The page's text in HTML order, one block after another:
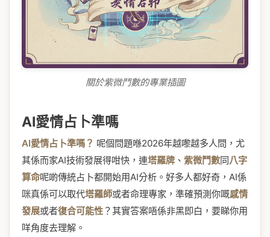
關於紫微鬥數的專業插圖
AI愛情占卜準嗎
AI愛情占卜準嗎？ 呢個問題喺2026年越嚟越多人問，尤
其係而家AI技術發展得咁快，連塔羅牌、 紫微鬥數同八字
算命呢啲傳統占卜都開始用AI分析。好多人都好奇，AI係
咪真係可以取代塔羅師或者命理專家，準確預測你嘅感情
發展或者復合可能性 ？其實答案唔係非黑即白，要睇你用
咩角度去理解。